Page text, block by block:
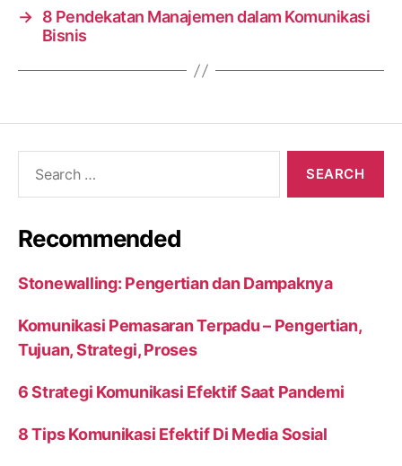
→ 8 Pendekatan Manajemen dalam Komunikasi
Bisnis
Recommended
Stonewalling: Pengertian dan Dampaknya
Komunikasi Pemasaran Terpadu – Pengertian,
Tujuan, Strategi, Proses
6 Strategi Komunikasi Efektif Saat Pandemi
8 Tips Komunikasi Efektif Di Media Sosial